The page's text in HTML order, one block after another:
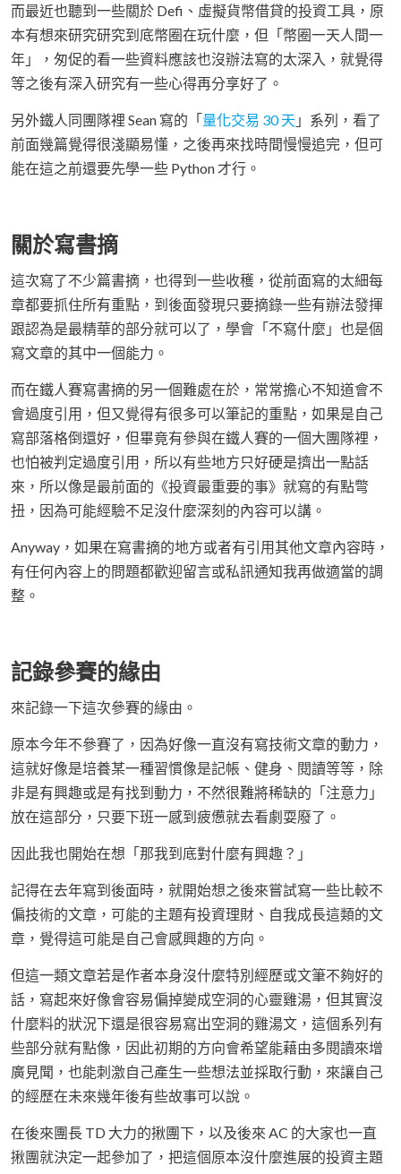
而最近也聽到一些關於 Defi、虛擬貨幣借貸的投資工具，原
本有想來研究研究到底幣圈在玩什麼，但「幣圈一天人間一
年」，匆促的看一些資料應該也沒辦法寫的太深入，就覺得
等之後有深入研究有一些心得再分享好了。
另外鐵人同團隊裡 Sean 寫的「 量化交易 30 天 」系列，看了
前面幾篇覺得很淺顯易懂，之後再來找時間慢慢追完，但可
能在這之前還要先學一些 Python 才行。
關於寫書摘
這次寫了不少篇書摘，也得到一些收穫，從前面寫的太細每
章都要抓住所有重點，到後面發現只要摘錄一些有辦法發揮
跟認為是最精華的部分就可以了，學會「不寫什麼」也是個
寫文章的其中一個能力。
而在鐵人賽寫書摘的另一個難處在於，常常擔心不知道會不
會過度引用，但又覺得有很多可以筆記的重點，如果是自己
寫部落格倒還好，但畢竟有參與在鐵人賽的一個大團隊裡，
也怕被判定過度引用，所以有些地方只好硬是擠出一點話
來，所以像是最前面的《投資最重要的事》就寫的有點彆
扭，因為可能經驗不足沒什麼深刻的內容可以講。
Anyway，如果在寫書摘的地方或者有引用其他文章內容時，
有任何內容上的問題都歡迎留言或私訊通知我再做適當的調
整。
記錄參賽的緣由
來記錄一下這次參賽的緣由。
原本今年不參賽了，因為好像一直沒有寫技術文章的動力，
這就好像是培養某一種習慣像是記帳、健身、閱讀等等，除
非是有興趣或是有找到動力，不然很難將稀缺的「注意力」
放在這部分，只要下班一感到疲憊就去看劇耍廢了。
因此我也開始在想「那我到底對什麼有興趣？」
記得在去年寫到後面時，就開始想之後來嘗試寫一些比較不
偏技術的文章，可能的主題有投資理財、自我成長這類的文
章，覺得這可能是自己會感興趣的方向。
但這一類文章若是作者本身沒什麼特別經歷或文筆不夠好的
話，寫起來好像會容易偏掉變成空洞的心靈雞湯，但其實沒
什麼料的狀況下還是很容易寫出空洞的雞湯文，這個系列有
些部分就有點像，因此初期的方向會希望能藉由多閱讀來增
廣見聞，也能刺激自己產生一些想法並採取行動，來讓自己
的經歷在未來幾年後有些故事可以說。
在後來團長 TD 大力的揪團下，以及後來 AC 的大家也一直
揪團就決定一起參加了，把這個原本沒什麼進展的投資主題